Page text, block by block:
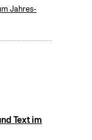
Jahres-
Text im